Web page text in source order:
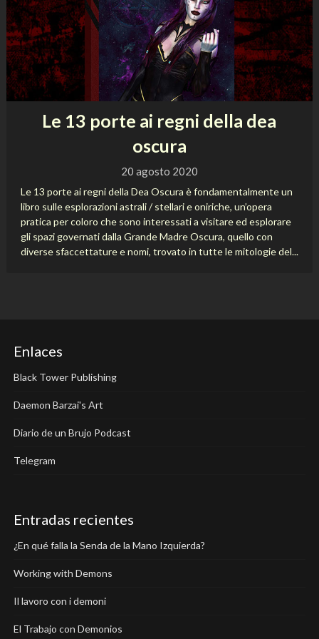
Le 13 porte ai regni della dea
oscura
20 agosto 2020
Le 13 porte ai regni della Dea Oscura è fondamentalmente un
libro sulle esplorazioni astrali / stellari e oniriche, un’opera
pratica per coloro che sono interessati a visitare ed esplorare
gli spazi governati dalla Grande Madre Oscura, quello con
diverse sfaccettature e nomi, trovato in tutte le mitologie del...
Enlaces
Black Tower Publishing
Daemon Barzai's Art
Diario de un Brujo Podcast
Telegram
Entradas recientes
¿En qué falla la Senda de la Mano Izquierda?
Working with Demons
Il lavoro con i demoni
El Trabajo con Demonios